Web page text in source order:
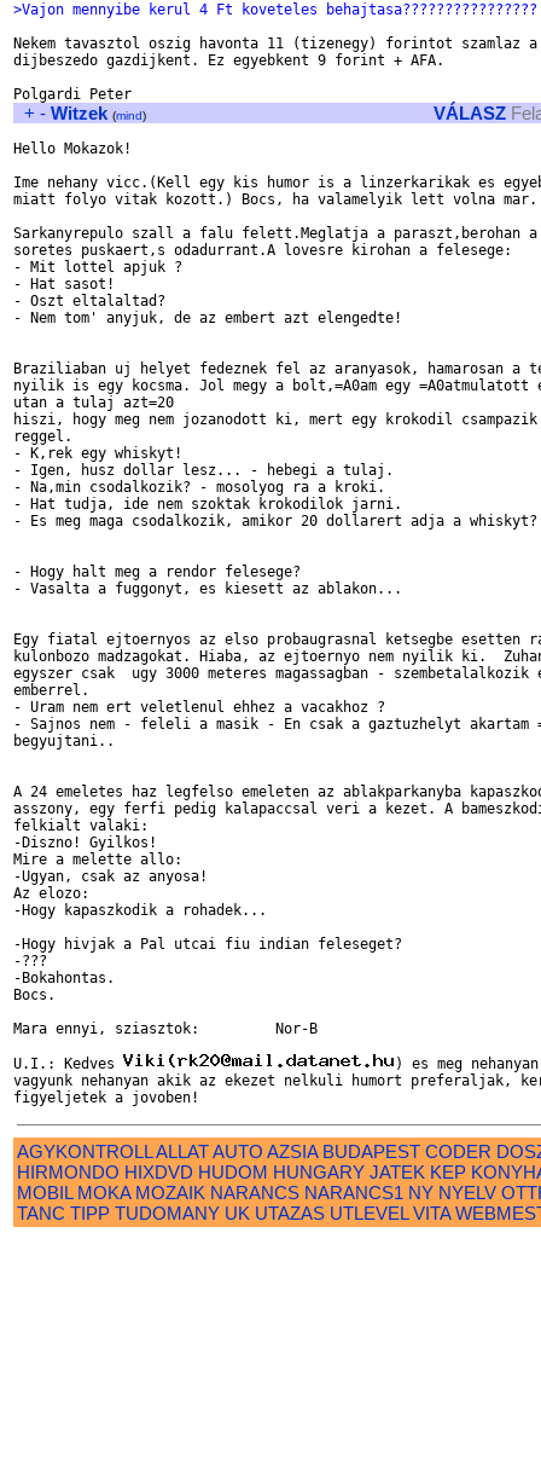
>Vajon mennyibe kerul 4 Ft koveteles behajtasa????????????????
Nekem tavasztol oszig havonta 11 (tizenegy) forintot szamlaz a
dijbeszedo gazdijkent. Ez egyebkent 9 forint + AFA.
+ - Witzek (mind) VÁLASZ
Hello Mokazok!
Ime nehany vicc.(Kell egy kis humor is a linzerkarikak es
miatt folyo vitak kozott.) Bocs, ha valamelyik lett volna mar.
Sarkanyrepulo szall a falu felett.Meglatja a paraszt,berohan a
soretes puskaert,s odadurrant.A lovesre kirohan a felesege:
- Mit lottel apjuk ?
- Hat sasot!
- Oszt eltalaltad?
- Nem tom' anyjuk, de az embert azt elengedte!
Braziliaban uj helyet fedeznek fel az aranyasok, hamarosan a
nyilik is egy kocsma. Jol megy a bolt,=A0am egy =A0atmulatott
utan a tulaj azt=20
hiszi, hogy meg nem jozanodott ki, mert egy krokodil
reggel.
- K,rek egy whiskyt!
- Igen, husz dollar lesz... - hebegi a tulaj.
- Na,min csodalkozik? - mosolyog ra a kroki.
- Hat tudja, ide nem szoktak krokodilok jarni.
- Es meg maga csodalkozik, amikor 20 dollarert adja a whiskyt?
- Hogy halt meg a rendor felesege?
- Vasalta a fuggonyt, es kiesett az ablakon...
Egy fiatal ejtoernyos az elso probaugrasnal ketsegbe esetten
kulonbozo madzagokat. Hiaba, az ejtoernyo nem nyilik ki.
egyszer csak  ugy 3000 meteres magassagban - szembetalalkozik
emberrel.
- Uram nem ert veletlenul ehhez a vacakhoz ?
- Sajnos nem - feleli a masik - En csak a gaztuzhelyt akartam
begyujtani..
A 24 emeletes haz legfelso emeleten az ablakparkanyba
asszony, egy ferfi pedig kalapaccsal veri a kezet. A
felkialt valaki:
-Diszno! Gyilkos!
Mire a melette allo:
-Ugyan, csak az anyosa!
Az elozo:
-Hogy kapaszkodik a rohadek...
-Hogy hivjak a Pal utcai fiu indian feleseget?
-???
-Bokahontas.
Bocs.
Mara ennyi, sziasztok:         Nor-B
U.I.: Kedves
) es meg
vagyunk nehanyan akik az ekezet nelkuli humort preferaljak,
AGYKONTROLLALLATAUTO AZSIA BUDAPEST CODER
HIRMONDO HIXDVD HUDOM HUNGARY JATEK KEP
MOBIL MOKA MOZAIK NARANCS NARANCS1 NY NYELV
TANC TIPP TUDOMANY UK UTAZAS UTLEVEL VITA